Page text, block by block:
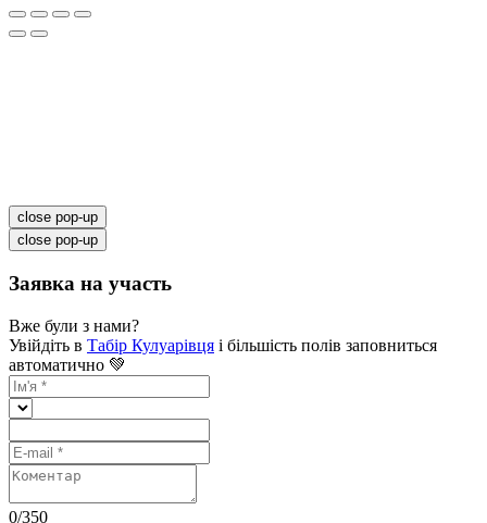
close pop-up
close pop-up
Заявка на участь
Вже були з нами?
Увійдіть в Табір Кулуарівця і більшість полів заповниться
автоматично 💚
0/350